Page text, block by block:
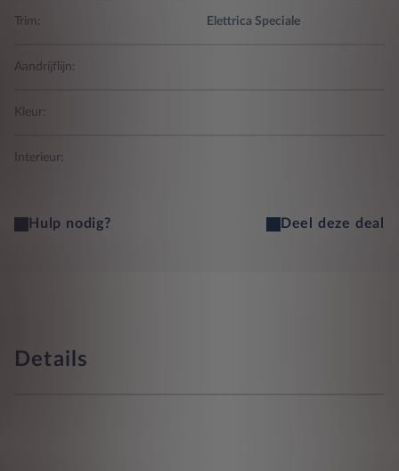
Trim: Elettrica Speciale
Aandrijflijn:
Kleur:
Interieur:
Hulp nodig? Deel deze deal
Details